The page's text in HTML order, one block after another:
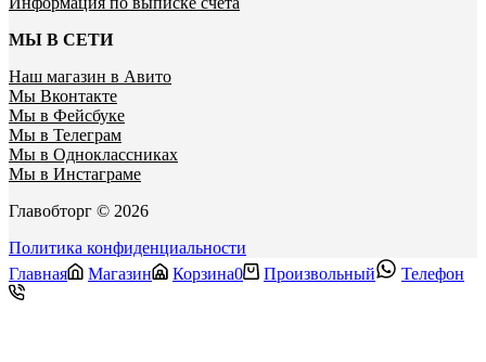
МЫ В СЕТИ
Наш магазин в Авито
Мы Вконтакте
Мы в Фейсбуке
Мы в Телеграм
Мы в Одноклассниках
Мы в Инстаграме
Главобторг © 2026
Политика конфиденциальности
Главная
Магазин Корзина0 Произвольный Телефон